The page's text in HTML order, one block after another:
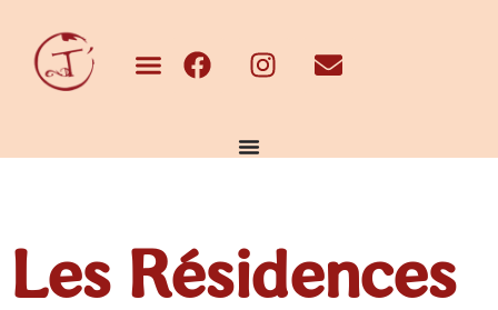
Les Résidences